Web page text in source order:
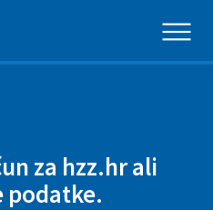
za hzz.hr ali
podatke.